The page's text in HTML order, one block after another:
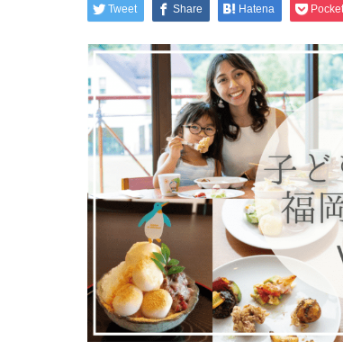
Tweet Share Hatena Pocket